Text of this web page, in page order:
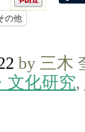
の他
by 三木
文化研究,